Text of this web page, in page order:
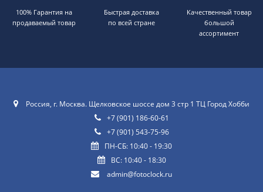
100% Гарантия на
продаваемый товар
Быстрая доставка
по всей стране
Качественный товар
большой
ассортимент
Россия, г. Москва. Щелковское шоссе дом 3 стр 1 ТЦ Город Хобби
+7 (901) 186-60-61
+7 (901) 543-75-96
ПН-СБ: 10:40 - 19:30
ВС: 10:40 - 18:30
admin@fotoclock.ru